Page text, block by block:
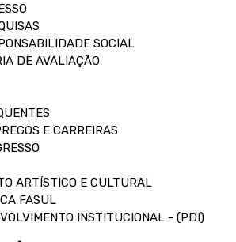
SOCIAL
DE AVALIAÇÃO
E CARREIRAS
ARTÍSTICO E CULTURAL
FASUL
INSTITUCIONAL - (PDI)